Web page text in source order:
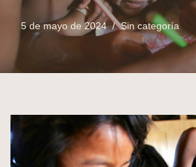
5 de mayo de 2024 Sin categoría